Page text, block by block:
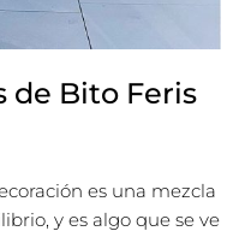
de Bito Feris
es una mezcla
y es algo que se ve